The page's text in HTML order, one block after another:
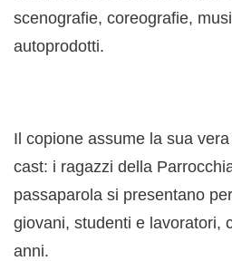
scenografie, coreografie,
autoprodotti.
Il copione assume la sua vera
cast: i ragazzi della
passaparola si presentano
giovani, studenti e lavoratori,
anni.